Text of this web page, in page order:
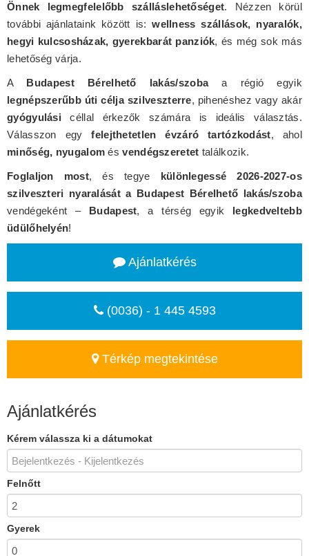
Önnek legmegfelelőbb szálláslehetőséget. Nézzen körül
további ajánlataink között is:wellness szállások, nyaralók,
hegyi kulcsosházak, gyerekbarát panziók, és még sok más
lehetőség várja.
A Budapest Bérelhető lakás/szobaa régió egyik
legnépszerűbb úti célja szilveszterre, pihenéshez vagy akár
gyógyulási céllal érkezők számára is ideális választás.
Válasszon egyfelejthetetlen évzáró tartózkodást, ahol
minőség, nyugalom ésvendégszeretet találkozik.
Foglaljon most, és tegye
különlegessé 2026-2027-os
szilveszteri nyaralását a Budapest Bérelhető lakás/szoba
vendégeként –
Budapest, a térség egyik
legkedveltebb
üdülőhelyén!
Ajánlatkérés
(0036) - 1 445 4593
Térkép megtekintése
Ajánlatkérés
Kérem válassza ki a dátumokat
Felnőtt
Gyerek